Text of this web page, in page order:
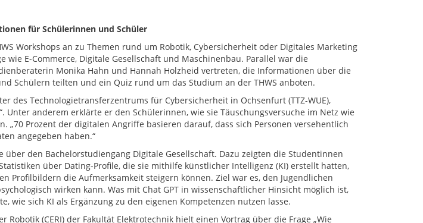
für Schülerinnen und Schüler
Workshops an zu Themen rund um Robotik, Cybersicherheit oder Digitales Marketing
E-Commerce, Digitale Gesellschaft und Maschinenbau. Parallel war die
Monika Hahn und Hannah Holzheid vertreten, die Informationen über die
Schülern teilten und ein Quiz rund um das Studium an der THWS anboten.
des Technologietransferzentrums für Cybersicherheit in Ochsenfurt (TTZ-WUE),
Unter anderem erklärte er den Schülerinnen, wie sie Täuschungsversuche im Netz wie
„70 Prozent der digitalen Angriffe basieren darauf, dass sich Personen versehentlich
angegeben haben.“
den Bachelorstudiengang Digitale Gesellschaft. Dazu zeigten die Studentinnen
über Dating-Profile, die sie mithilfe künstlicher Intelligenz (KI) erstellt hatten,
Profilbildern die Aufmerksamkeit steigern können. Ziel war es, den Jugendlichen
wirken kann. Was mit Chat GPT in wissenschaftlicher Hinsicht möglich ist,
wie sich KI als Ergänzung zu den eigenen Kompetenzen nutzen lasse.
Robotik (CERI) der Fakultät Elektrotechnik hielt einen Vortrag über die Frage „Wie